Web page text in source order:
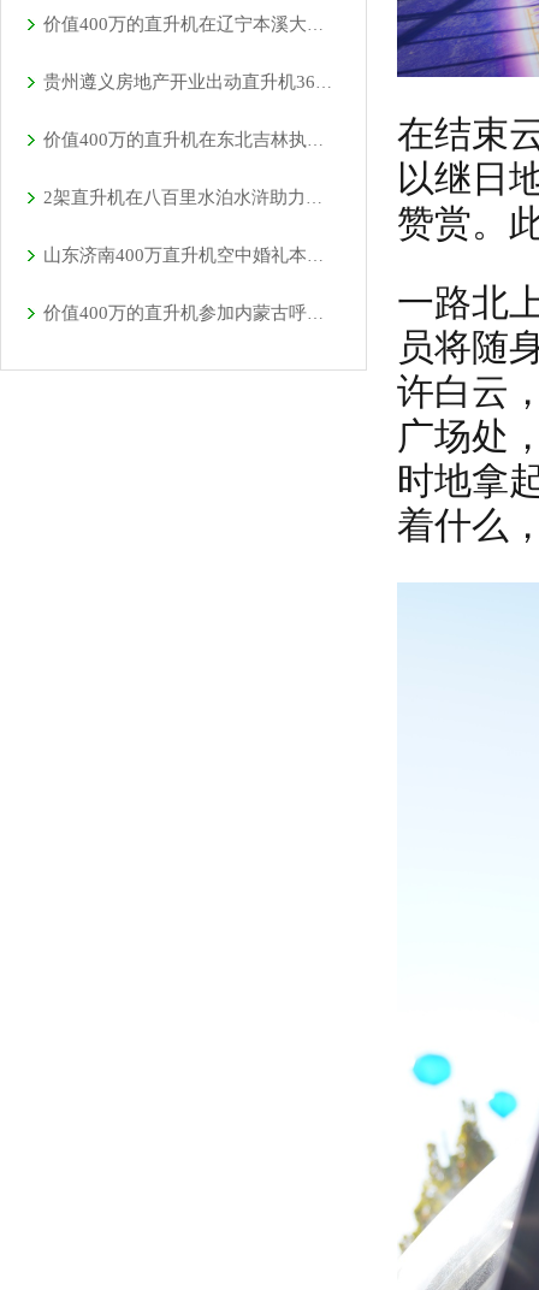
价值400万的直升机在辽宁本溪大雅河执行巡查任务
贵州遵义房地产开业出动直升机360度看房
价值400万的直升机在东北吉林执行巡查任务
2架直升机在八百里水泊水浒助力旅游会议召开
山东济南400万直升机空中婚礼本月新的一场即将开始
价值400万的直升机参加内蒙古呼伦贝尔静展活动
在结束
以继日
赞赏。
一路北
员将随
许白云
广场处
时地拿
着什么